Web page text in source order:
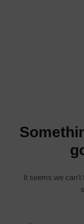
It seems we can’t